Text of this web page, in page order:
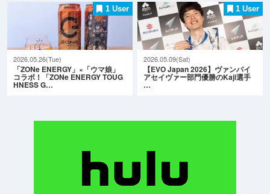
1 User
2026.05.26(Tue)
「ZONe ENERGY」×「ウマ娘」
コラボ！「ZONe ENERGY TOUG
HNESS G…
1 User
2026.05.09(Sat)
【EVO Japan 2026】ヴァンパイ
アセイヴァー部門優勝のKaji選手
…